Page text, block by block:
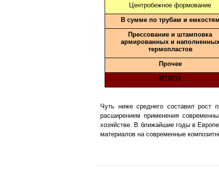
Центробежное формование
В сумме по трубам и
Прессование и штамповка
армированных и наполненных
термопластов
Прочее
ИТОГО
Чуть ниже среднего составил рост
расширением применения
хозяйстве. В ближайшие годы в
материалов на современные